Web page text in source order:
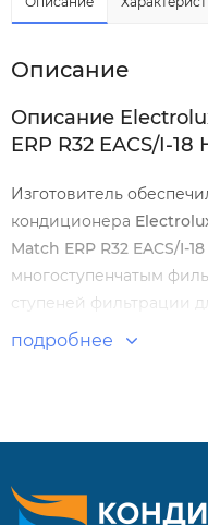
Описание
Описание
ERP R32 EACS/I-
Изготовитель
кондиционера
Match ERP R32 EACS/I-18
многоступенчатым
ступеней фильтрации
от всяких паразитов и
Режимы работы:
подробнее